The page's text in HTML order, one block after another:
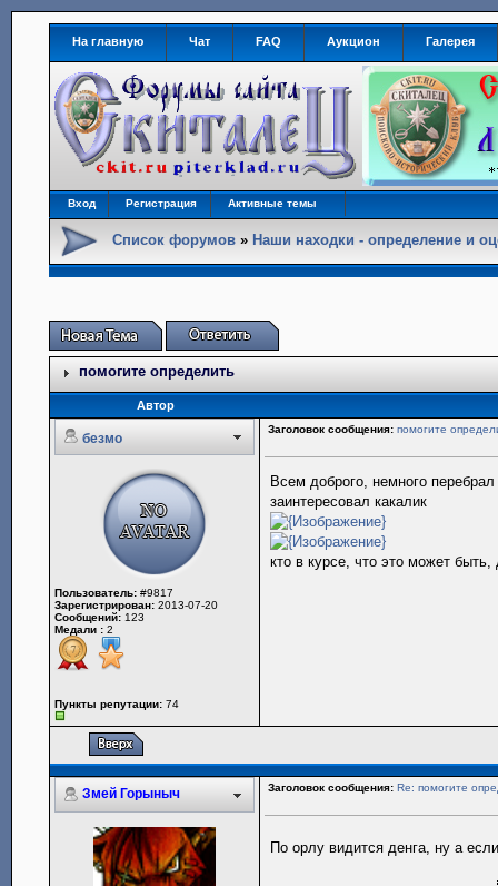
На главную Чат FAQ Аукцион Галерея
Вход Регистрация Активные темы
Список форумов » Наши находки - определение и
помогите определить
Автор
безмо
Заголовок сообщения: помогите
Пользователь: #9817
Зарегистрирован: 2013-07-20
Сообщений: 123
Медали : 2
Пункты репутации: 74
Всем доброго, немного
заинтересовал какалик
кто в курсе, что это может
Змей Горыныч Заголовок сообщения: Re: помогите
По орлу видится денга, ну а